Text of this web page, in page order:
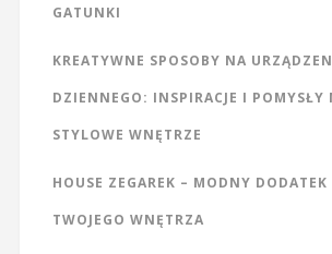
GATUNKI
KREATYWNE SPOSOBY NA
DZIENNEGO: INSPIRACJE I POMYSŁY
STYLOWE WNĘTRZE
HOUSE ZEGAREK – MODNY DODATEK
TWOJEGO WNĘTRZA